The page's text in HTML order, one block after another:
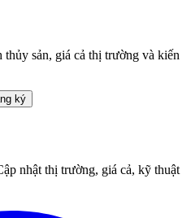
sản, giá cả thị trường và kiến
ký
nhật thị trường, giá cả, kỹ thuật